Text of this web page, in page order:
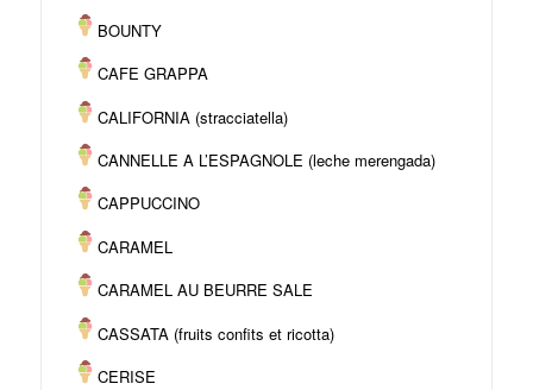
BOUNTY
CAFE GRAPPA
CALIFORNIA (stracciatella)
CANNELLE A L’ESPAGNOLE (leche merengada)
CAPPUCCINO
CARAMEL
CARAMEL AU BEURRE SALE
CASSATA (fruits confits et ricotta)
CERISE